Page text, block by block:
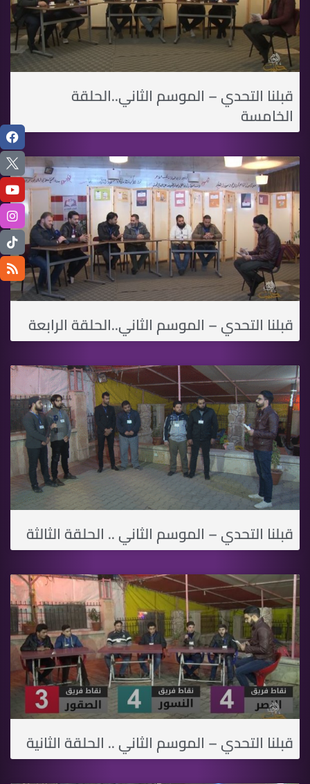
قبلنا التحدي – الموسم الثاني..الحلقة
الخامسة
قبلنا التحدي – الموسم الثاني..الحلقة الرابعة
قبلنا التحدي – الموسم الثاني .. الحلقة الثالثة
قبلنا التحدي – الموسم الثاني .. الحلقة الثانية